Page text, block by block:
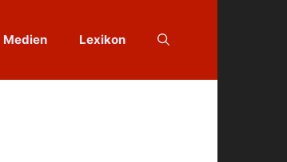
Medien Lexikon